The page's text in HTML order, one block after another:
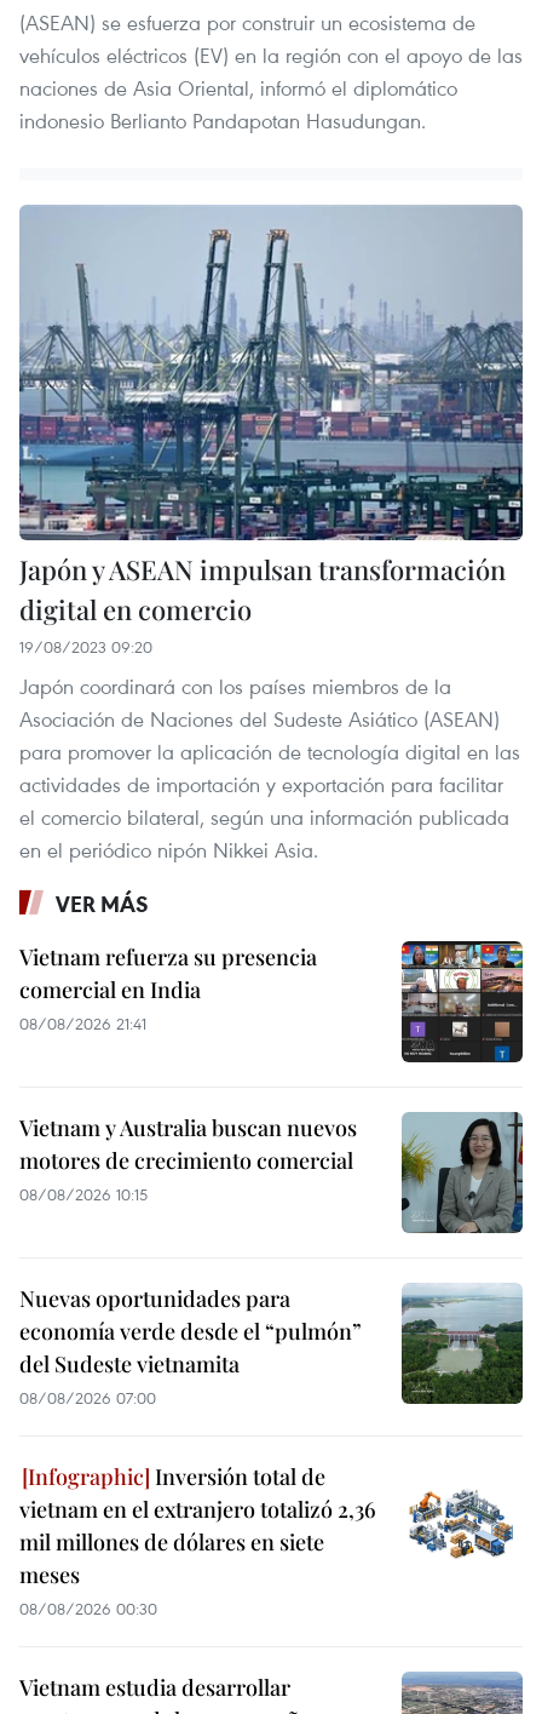
(ASEAN) se esfuerza por construir un ecosistema de
vehículos eléctricos (EV) en la región con el apoyo de las
naciones de Asia Oriental, informó el diplomático
indonesio Berlianto Pandapotan Hasudungan.
Japón y ASEAN impulsan transformación
digital en comercio
19/08/2023 09:20
Japón coordinará con los países miembros de la
Asociación de Naciones del Sudeste Asiático (ASEAN)
para promover la aplicación de tecnología digital en las
actividades de importación y exportación para facilitar
el comercio bilateral, según una información publicada
en el periódico nipón Nikkei Asia.
VER MÁS
Vietnam refuerza su presencia
comercial en India
08/08/2026 21:41
Vietnam y Australia buscan nuevos
motores de crecimiento comercial
08/08/2026 10:15
Nuevas oportunidades para
economía verde desde el “pulmón”
del Sudeste vietnamita
08/08/2026 07:00
Inversión total de
vietnam en el extranjero totalizó 2,36
mil millones de dólares en siete
meses
08/08/2026 00:30
Vietnam estudia desarrollar